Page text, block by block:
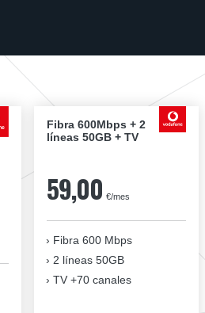
Fibra 600Mbps + 2
líneas 50GB + TV
59,00 €/mes
Fibra 600 Mbps
2 líneas 50GB
TV +70 canales